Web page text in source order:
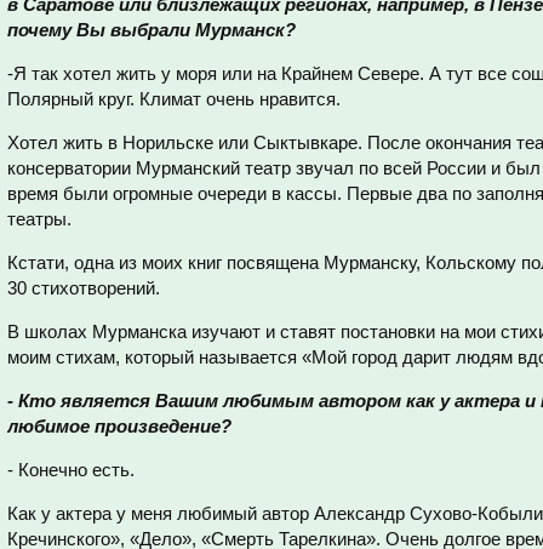
в Саратове или близлежащих регионах, например, в
почему Вы выбрали Мурманск?
-Я так хотел жить у моря или на Крайнем Севере. А тут все
Полярный круг. Климат очень нравится.
Хотел жить в Норильске или Сыктывкаре. После окончания
консерватории Мурманский театр звучал по всей России и
время были огромные очереди в кассы. Первые два по
театры.
Кстати, одна из моих книг посвящена Мурманску, Кольскому
30 стихотворений.
В школах Мурманска изучают и ставят постановки на мои
моим стихам, который называется «Мой город дарит людям
- Кто является Вашим любимым автором как у актера и
любимое произведение?
- Конечно есть.
Как у актера у меня любимый автор Александр Сухово-
Кречинского», «Дело», «Смерть Тарелкина». Очень долгое